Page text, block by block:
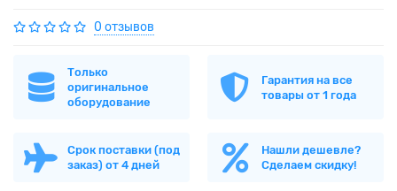
0 отзывов
Только
оригинальное
оборудование
Гарантия на все
товары от 1 года
Срок поставки (под
заказ) от 4 дней
Нашли дешевле?
Сделаем скидку!